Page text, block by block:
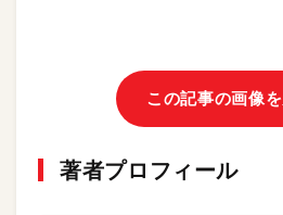
この記事の画像
著者プロフィール